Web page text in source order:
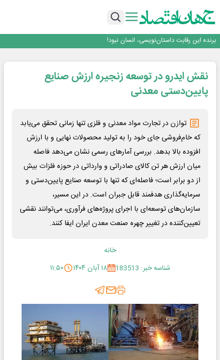
جمنای دستیار اصلی گوشی‌های اندرویدی می‌شود
متا وارد رقابت ابزارهای هوش مصنوعی برنامه‌نویسی شد
بانک تجارت، تأمین‌کننده مالی پروژه بازسازی فازهای ۴ و ۵ پارس حنوبی
جمنای دستیار اصلی گوشی‌های اندرویدی می‌شود
نقش ایدرو در توسعه زنجیره ارزش صنایع
پایین‌دستی معدنی
توازن در تجارت مواد معدنی و فلزی تنها زمانی تحقق می‌یابد
که خام‌فروشی جای خود را به تولید محصولات نهایی و با ارزش
افزوده بالا بدهد. بررسی آمارهای رسمی نشان می‌دهد فاصله
میان ارزش هر تن کالای صادراتی و وارداتی در حوزه فلزات بیش
از دو برابر است؛ فاصله‌ای که تنها با توسعه صنایع پایین‌دستی و
سرمایه‌گذاری هدفمند قابل جبران است. در این مسیر،
سازمان‌های توسعه‌ای با اجرای پروژه‌های فرآوری، می‌توانند نقشی
تعیین‌کننده در تغییر چهره صنعت معدن ایران ایفا کنند.
خانه
شناسه خبر: 183513
۱۸ آبان ۱۴۰۴ ۱۱:۵۰